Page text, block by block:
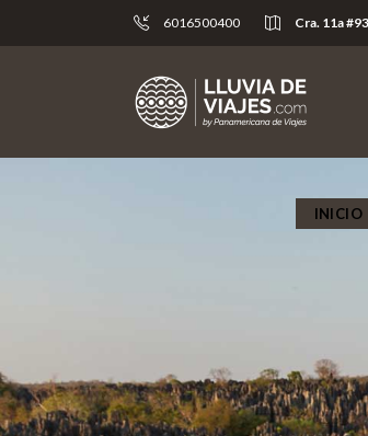
6016500400 Cra. 11a
INICIO